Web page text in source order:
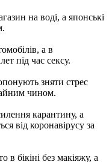
на воді, а японські
а в
під час сексу.
зняти стрес
чином.
карантину, а
від коронавірусу за
бікіні без макіяжу, а